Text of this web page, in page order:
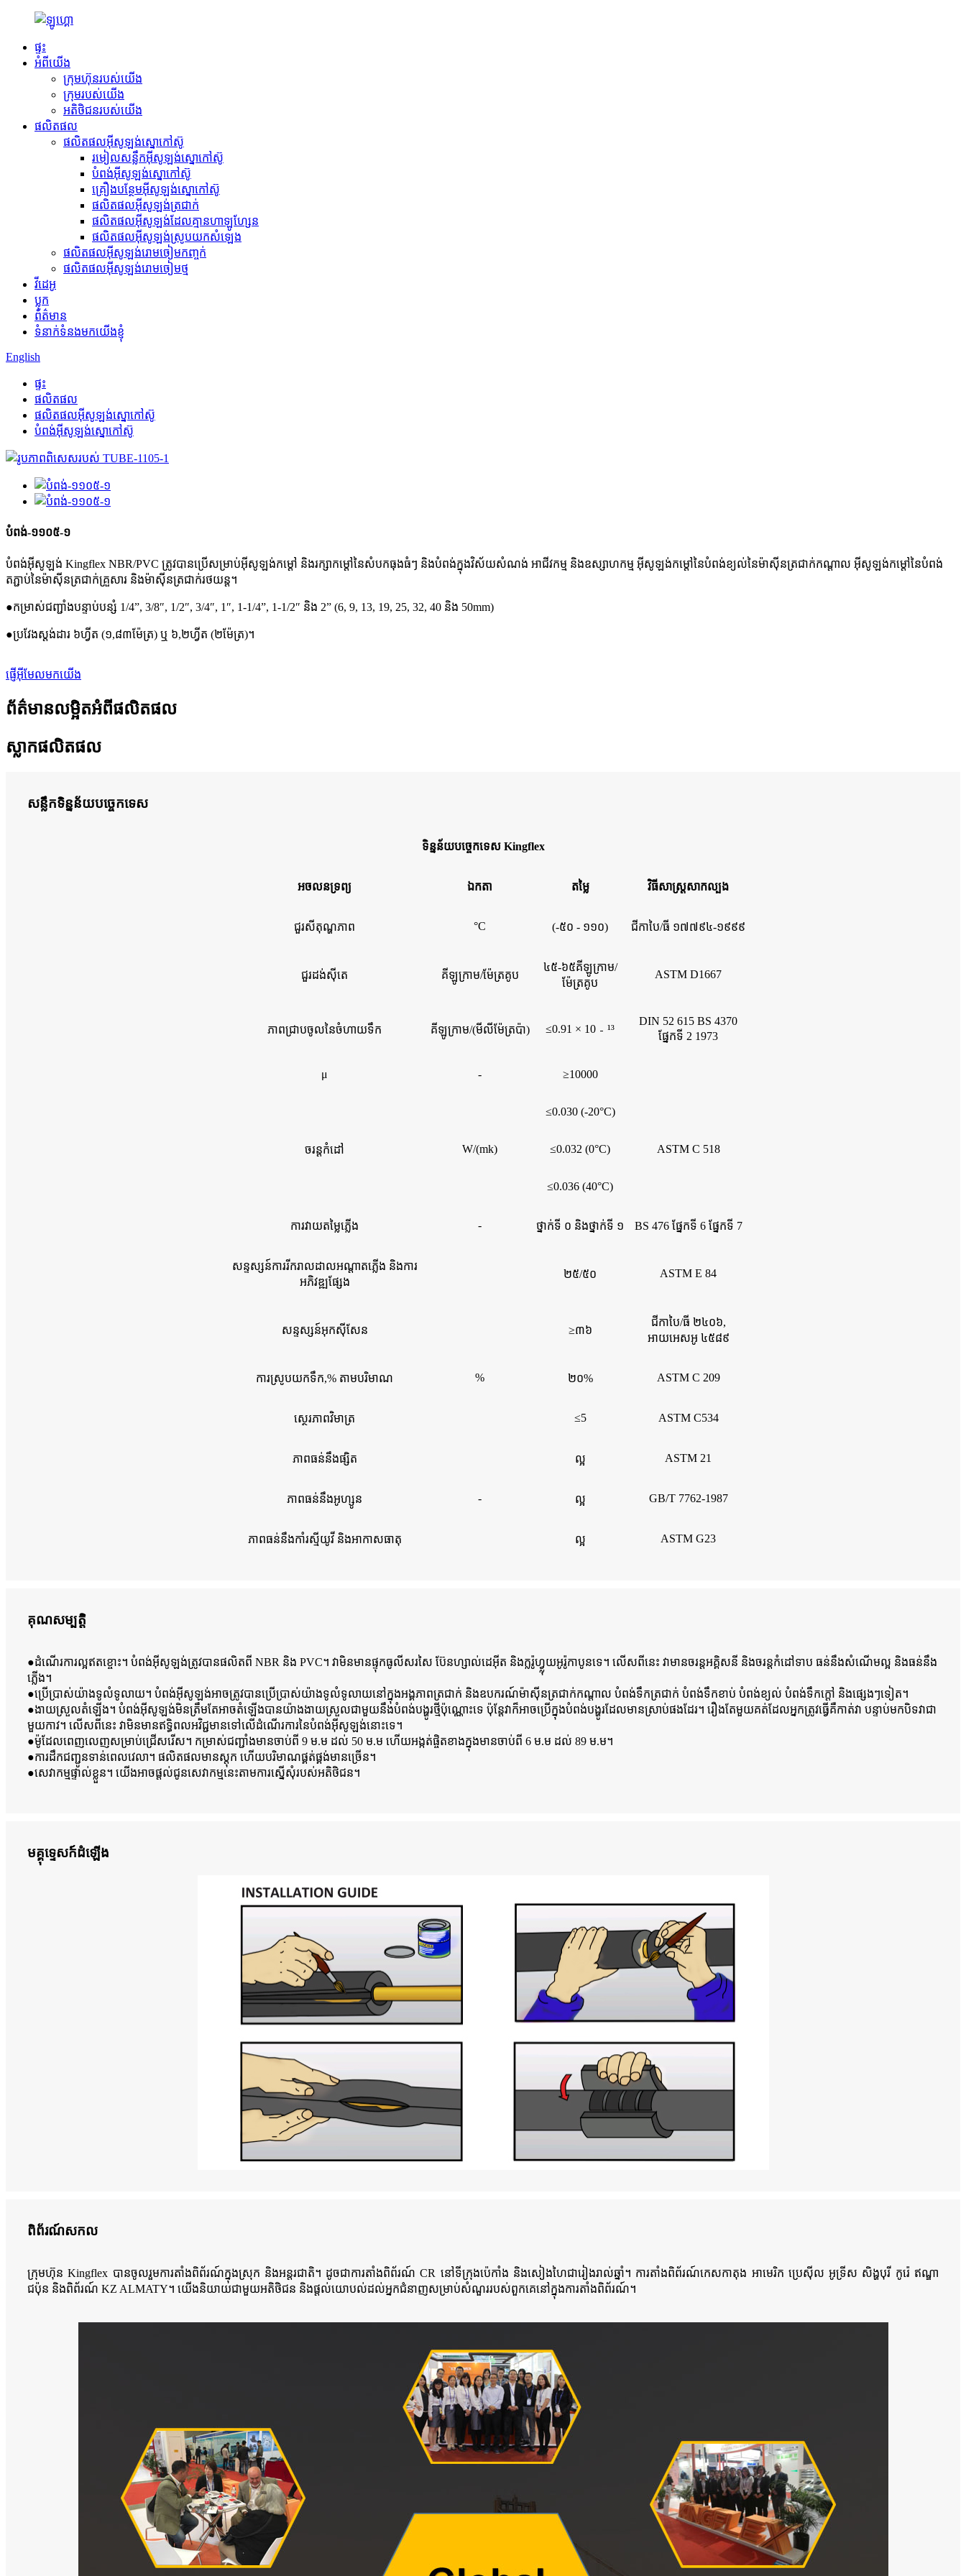
ផ្ទះ
អំពីយើង
ក្រុមហ៊ុនរបស់យើង
ក្រុមរបស់យើង
អតិថិជនរបស់យើង
ផលិតផល
ផលិតផលអ៊ីសូឡង់ស្នោកៅស៊ូ
រមៀលសន្លឹកអ៊ីសូឡង់ស្នោកៅស៊ូ
បំពង់អ៊ីសូឡង់ស្នោកៅស៊ូ
គ្រឿងបន្ថែមអ៊ីសូឡង់ស្នោកៅស៊ូ
ផលិតផលអ៊ីសូឡង់ត្រជាក់
ផលិតផលអ៊ីសូឡង់ដែលគ្មានហាឡូហ្សែន
ផលិតផលអ៊ីសូឡង់ស្រូបយកសំឡេង
ផលិតផលអ៊ីសូឡង់រោមចៀមកញ្ចក់
ផលិតផលអ៊ីសូឡង់រោមចៀមថ្ម
វីដេអូ
ប្លុក
ព័ត៌មាន
ទំនាក់ទំនងមកយើងខ្ញុំ
English
ផ្ទះ
ផលិតផល
ផលិតផលអ៊ីសូឡង់ស្នោកៅស៊ូ
បំពង់អ៊ីសូឡង់ស្នោកៅស៊ូ
បំពង់-១១០៥-១
បំពង់អ៊ីសូឡង់ Kingflex NBR/PVC ត្រូវបានប្រើសម្រាប់អ៊ីសូឡង់កម្ដៅ និងរក្សាកម្ដៅនៃសំបកធុងធំៗ និងបំពង់ក្នុងវិស័យសំណង់ អាជីវកម្ម និងឧស្សាហកម្ម អ៊ីសូឡង់កម្ដៅនៃបំពង់ខ្យល់នៃម៉ាស៊ីនត្រជាក់កណ្តាល អ៊ីសូឡង់កម្ដៅនៃបំពង់
តភ្ជាប់នៃម៉ាស៊ីនត្រជាក់គ្រួសារ និងម៉ាស៊ីនត្រជាក់រថយន្ត។
●កម្រាស់ជញ្ជាំងបន្ទាប់បន្សំ 1/4”, 3/8″, 1/2″, 3/4″, 1″, 1-1/4”, 1-1/2″ និង 2” (6, 9, 13, 19, 25, 32, 40 និង 50mm)
●ប្រវែងស្តង់ដារ ៦ហ្វីត (១,៨៣ម៉ែត្រ) ឬ ៦,២ហ្វីត (២ម៉ែត្រ)។
ផ្ញើអ៊ីមែលមកយើង
ព័ត៌មានលម្អិតអំពីផលិតផល
ស្លាកផលិតផល
សន្លឹកទិន្នន័យបច្ចេកទេស
ទិន្នន័យបច្ចេកទេស Kingflex
អចលនទ្រព្យ ឯកតា តម្លៃ វិធីសាស្ត្រសាកល្បង
ជួរសីតុណ្ហភាព °C (-៥០ - ១១០) ជីកាបៃ/ធី ១៧៧៩៤-១៩៩៩
ជួរដង់ស៊ីតេ គីឡូក្រាម/ម៉ែត្រគូប
៤៥-៦៥គីឡូក្រាម/
ម៉ែត្រគូប
ASTM D1667
ភាពជ្រាបចូលនៃចំហាយទឹក គីឡូក្រាម/(មីលីម៉ែត្រប៉ា) ≤0.91 × 10 ﹣ ¹³
DIN 52 615 BS 4370
ផ្នែកទី 2 1973
μ - ≥10000
ចរន្តកំដៅ W/(mk)
≤0.030 (-20°C)
ASTM C 518
≤0.032 (0°C)
≤0.036 (40°C)
ការវាយតម្លៃភ្លើង - ថ្នាក់ទី ០ និងថ្នាក់ទី ១ BS 476 ផ្នែកទី 6 ផ្នែកទី 7
សន្ទស្សន៍​ការ​រីក​រាលដាល​អណ្តាតភ្លើង និង​ការ​
អភិវឌ្ឍ​ផ្សែង
២៥/៥០ ASTM E 84
សន្ទស្សន៍អុកស៊ីសែន ≥៣៦
ជីកាបៃ/ធី ២៤០៦,
អាយអេសអូ ៤៥៨៩
ការស្រូបយកទឹក,% តាមបរិមាណ % ២០% ASTM C 209
ស្ថេរភាពវិមាត្រ ≤5 ASTM C534
ភាពធន់នឹងផ្សិត
-
ល្អ ASTM 21
ភាពធន់នឹងអូហ្សូន ល្អ GB/T 7762-1987
ភាពធន់នឹងកាំរស្មីយូវី និងអាកាសធាតុ ល្អ ASTM G23
គុណសម្បត្តិ
●ដំណើរការល្អឥតខ្ចោះ។ បំពង់អ៊ីសូឡង់ត្រូវបានផលិតពី NBR និង PVC។ វាមិនមានផ្ទុកធូលីសរសៃ ប៊ែនហ្សាល់ដេអ៊ីត និងក្លរ៉ូហ្វ្លុយអូរ៉ូកាបូនទេ។ លើសពីនេះ វាមានចរន្តអគ្គិសនី និងចរន្តកំដៅទាប ធន់នឹងសំណើមល្អ និងធន់នឹង
ភ្លើង។
●ប្រើប្រាស់យ៉ាងទូលំទូលាយ។ បំពង់អ៊ីសូឡង់អាចត្រូវបានប្រើប្រាស់យ៉ាងទូលំទូលាយនៅក្នុងអង្គភាពត្រជាក់ និងឧបករណ៍ម៉ាស៊ីនត្រជាក់កណ្តាល បំពង់ទឹកត្រជាក់ បំពង់ទឹកខាប់ បំពង់ខ្យល់ បំពង់ទឹកក្តៅ និងផ្សេងៗទៀត។
●ងាយស្រួលតំឡើង។ បំពង់អ៊ីសូឡង់មិនត្រឹមតែអាចតំឡើងបានយ៉ាងងាយស្រួលជាមួយនឹងបំពង់បង្ហូរថ្មីប៉ុណ្ណោះទេ ប៉ុន្តែវាក៏អាចប្រើក្នុងបំពង់បង្ហូរដែលមានស្រាប់ផងដែរ។ រឿងតែមួយគត់ដែលអ្នកត្រូវធ្វើគឺកាត់វា បន្ទាប់មកបិទវាជា
មួយកាវ។ លើសពីនេះ វាមិនមានឥទ្ធិពលអវិជ្ជមានទៅលើដំណើរការនៃបំពង់អ៊ីសូឡង់នោះទេ។
●ម៉ូដែលពេញលេញសម្រាប់ជ្រើសរើស។ កម្រាស់ជញ្ជាំងមានចាប់ពី 9 ម.ម ដល់ 50 ម.ម ហើយអង្កត់ផ្ចិតខាងក្នុងមានចាប់ពី 6 ម.ម ដល់ 89 ម.ម។
●ការដឹកជញ្ជូនទាន់ពេលវេលា។ ផលិតផលមានស្តុក ហើយបរិមាណផ្គត់ផ្គង់មានច្រើន។
●សេវាកម្មផ្ទាល់ខ្លួន។ យើងអាចផ្តល់ជូនសេវាកម្មនេះតាមការស្នើសុំរបស់អតិថិជន។
មគ្គុទ្ទេសក៍ដំឡើង
ពិព័រណ៍សកល
ក្រុមហ៊ុន Kingflex បានចូលរួមការតាំងពិព័រណ៍ក្នុងស្រុក និងអន្តរជាតិ។ ដូចជាការតាំងពិព័រណ៍ CR នៅទីក្រុងប៉េកាំង និងសៀងហៃជារៀងរាល់ឆ្នាំ។ ការតាំងពិព័រណ៍កេសកាតុង អាមេរិក ប្រេស៊ីល អូទ្រីស សិង្ហបុរី កូរ៉េ ឥណ្ឌា
ជប៉ុន និងពិព័រណ៍ KZ ALMATY។ យើងនិយាយជាមួយអតិថិជន និងផ្តល់យោបល់ដល់អ្នកជំនាញសម្រាប់សំណួររបស់ពួកគេនៅក្នុងការតាំងពិព័រណ៍។